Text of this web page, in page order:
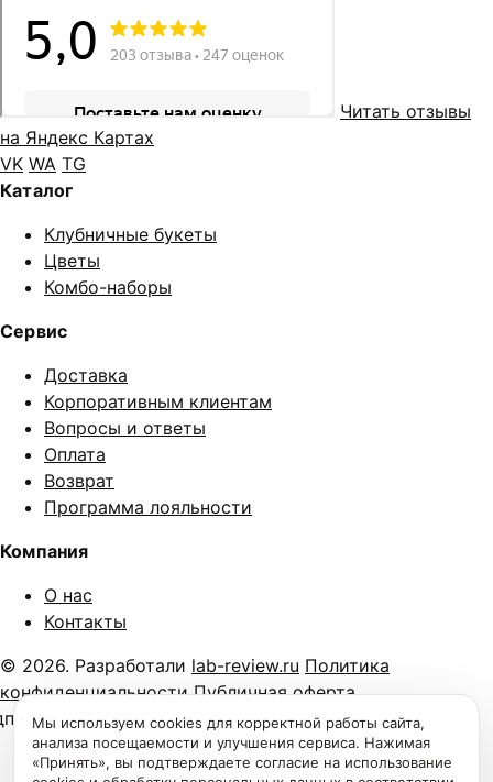
Читать отзывы
на Яндекс Картах
VK WA TG
Каталог
Клубничные букеты
Цветы
Комбо-наборы
Сервис
Доставка
Корпоративным клиентам
Вопросы и ответы
Оплата
Возврат
Программа лояльности
Компания
О нас
Контакты
© 2026. Разработали lab-review.ru Политика
конфиденциальности Публичная оферта
на нашtelegram-
Мы используем cookies для корректной работы сайта,
анализа посещаемости и улучшения сервиса. Нажимая
«Принять», вы подтверждаете согласие на использование